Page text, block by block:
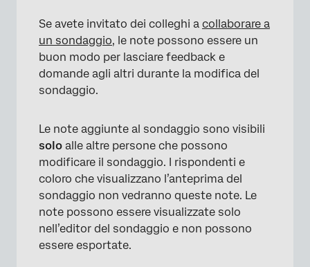
Se avete invitato dei colleghi a collaborare a
un sondaggio, le note possono essere un
buon modo per lasciare feedback e
domande agli altri durante la modifica del
sondaggio.
Le note aggiunte al sondaggio sono visibili
solo alle altre persone che possono
modificare il sondaggio. I rispondenti e
coloro che visualizzano l’anteprima del
sondaggio non vedranno queste note. Le
note possono essere visualizzate solo
nell’editor del sondaggio e non possono
essere esportate.